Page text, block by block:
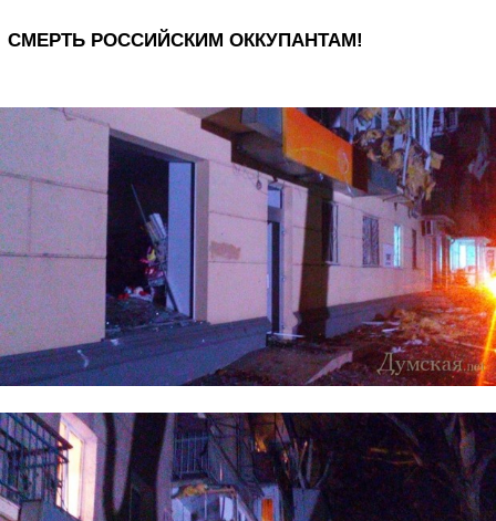
СМЕРТЬ РОССИЙСКИМ ОККУПАНТАМ!